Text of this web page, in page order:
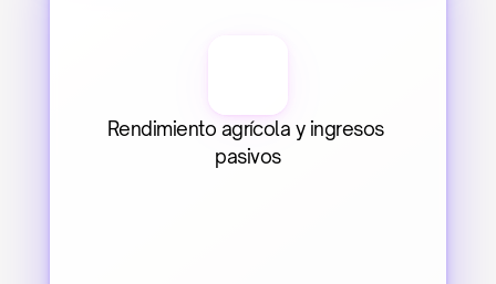
Rendimiento agrícola y ingresos
pasivos